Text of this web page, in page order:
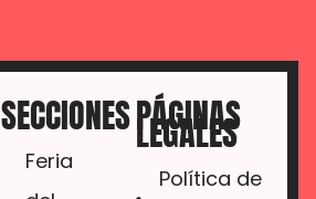
SECCIONES
Feria
PÁGINAS
LEGALES
Política de